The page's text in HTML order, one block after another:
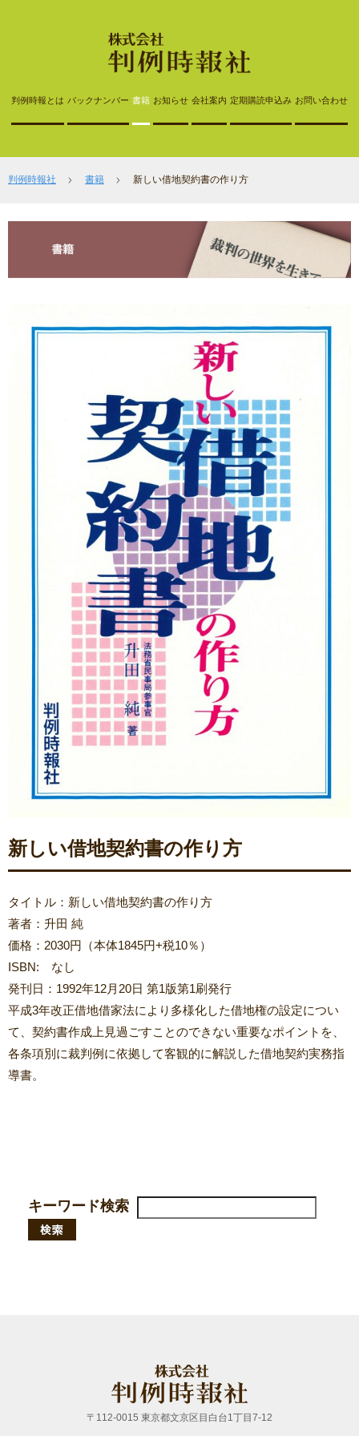
判例時報とは バックナンバー 書籍 お知らせ 会社案内 定期購読申込み お問い合わせ
判例時報社 書籍 新しい借地契約書の作り方
新しい借地契約書の作り方
タイトル：新しい借地契約書の作り方
著者：升田 純
価格：2030円（本体1845円+税10％）
ISBN: なし
発刊日：1992年12月20日 第1版第1刷発行
平成3年改正借地借家法により多様化した借地権の設定につい
て、契約書作成上見過ごすことのできない重要なポイントを、
各条項別に裁判例に依拠して客観的に解説した借地契約実務指
導書。
キーワード検索
〒112-0015 東京都文京区目白台1丁目7-12